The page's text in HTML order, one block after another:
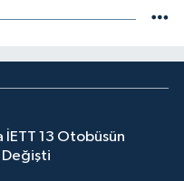
İETT 13 Otobüsün
Değişti